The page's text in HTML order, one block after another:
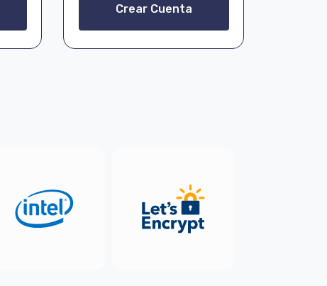
Crear Cuenta